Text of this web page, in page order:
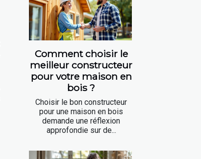
Comment choisir le
meilleur constructeur
pour votre maison en
bois ?
Choisir le bon constructeur
pour une maison en bois
demande une réflexion
approfondie sur de...